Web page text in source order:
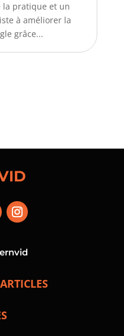
la pratique et un
à améliorer la
grâce...